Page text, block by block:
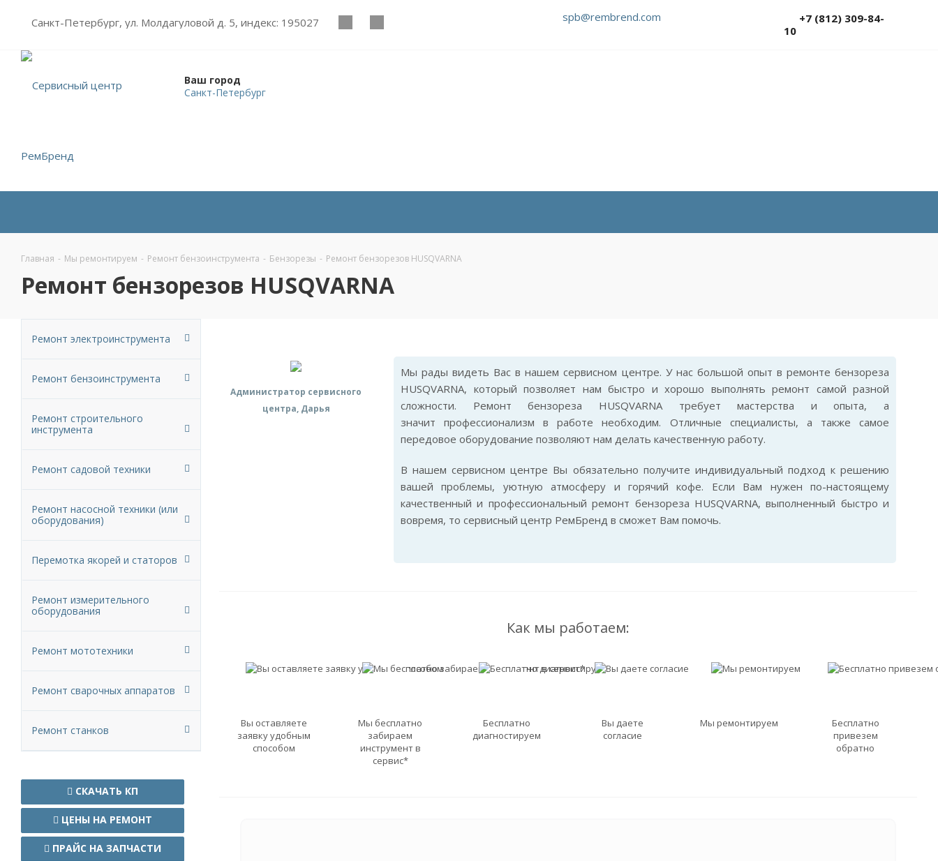
Санкт-Петербург, ул. Молдагуловой д. 5, индекс: 195027 spb@rembrend.com
+7 (812) 309-84-
10
Ваш город
Санкт-Петербург
Главная - Мы ремонтируем - Ремонт бензоинструмента - Бензорезы - Ремонт бензорезов HUSQVARNA
Ремонт бензорезов HUSQVARNA
Администратор сервисного
центра, Дарья
Мы рады видеть Вас в нашем сервисном центре. У нас большой опыт в ремонте бензореза
HUSQVARNA, который позволяет нам быстро и хорошо выполнять ремонт самой разной
сложности. Ремонт бензореза HUSQVARNA требует мастерства и опыта, а
значит профессионализм в работе необходим. Отличные специалисты, а также самое
передовое оборудование позволяют нам делать качественную работу.
В нашем сервисном центре Вы обязательно получите индивидуальный подход к решению
вашей проблемы, уютную атмосферу и горячий кофе. Если Вам нужен по-настоящему
качественный и профессиональный ремонт бензореза HUSQVARNA, выполненный быстро и
вовремя, то сервисный центр РемБренд в сможет Вам помочь.
Как мы работаем:
Вы оставляете
заявку удобным
способом
Мы бесплатно
забираем
инструмент в
сервис*
Бесплатно
диагностируем
Вы даете
согласие
Мы ремонтируем
Бесплатно
привезем
обратно
Ремонт электроинструмента
Ремонт бензоинструмента
Ремонт строительного
инструмента
Ремонт садовой техники
Ремонт насосной техники (или
оборудования)
Перемотка якорей и статоров
Ремонт измерительного
оборудования
Ремонт мототехники
Ремонт сварочных аппаратов
Ремонт станков
СКАЧАТЬ КП
ЦЕНЫ НА РЕМОНТ
ПРАЙС НА ЗАПЧАСТИ